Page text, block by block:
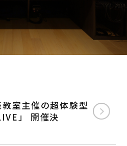
室主催の超体験型
」 開催決